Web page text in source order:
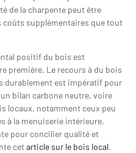
de la charpente peut être
coûts supplémentaires que tout
positif du bois est
première. Le recours à du bois
durablement est impératif pour
bilan carbone neutre, voire
locaux, notamment ceux peu
à la menuiserie intérieure,
pour concilier qualité et
cetarticle sur le bois local.